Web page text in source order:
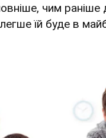
чим
їй буде в